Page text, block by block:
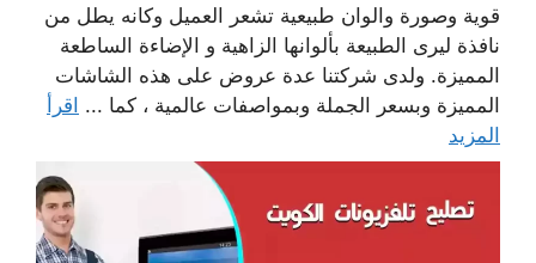
قوية وصورة والوان طبيعية تشعر العميل وكانه يطل من
نافذة ليرى الطبيعة بألوانها الزاهية و الإضاءة الساطعة
المميزة. ولدى شركتنا عدة عروض على هذه الشاشات
المميزة وبسعر الجملة وبمواصفات عالمية ، كما ... اقرأ
المزيد